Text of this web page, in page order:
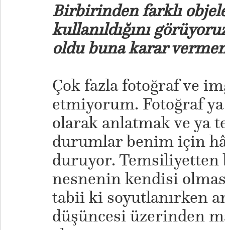
Birbirinden farklı
kullanıldığını
oldu buna karar
Çok fazla fotoğraf ve
etmiyorum. Fotoğraf
olarak anlatmak ve ya
durumlar benim için
duruyor. Temsiliyetten
nesnenin kendisi
tabii ki soyutlanırken
düşüncesi üzerinden